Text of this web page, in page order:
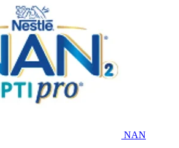
NAN